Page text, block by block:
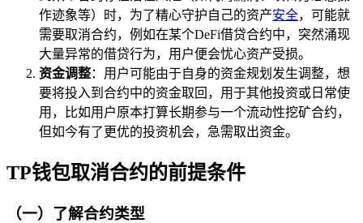
作迹象等）时，为了精心守护自己的资产安全，可能就
需要取消合约，例如在某个DeFi借贷合约中，突然涌现
大量异常的借贷行为，用户便会忧心资产受损。
资金调整：用户可能由于自身的资金规划发生调整，想
要将投入到合约中的资金取回，用于其他投资或日常使
用，比如用户原本打算长期参与一个流动性挖矿合约，
但如今有了更优的投资机会，急需取出资金。
TP钱包取消合约的前提条件
（一）了解合约类型